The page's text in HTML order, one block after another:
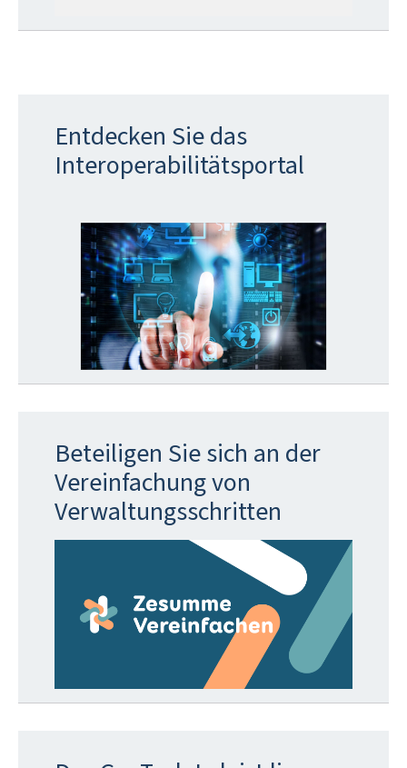
Entdecken Sie das
Interoperabilitätsportal
Beteiligen Sie sich an der
Vereinfachung von
Verwaltungsschritten